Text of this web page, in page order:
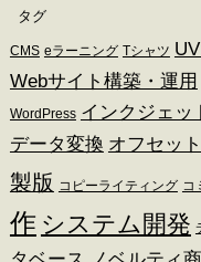
タグ
CMS eラーニング Tシャツ
Webサイト構築・運用
WordPress インクジェッ
データ変換 オフセッ
製版 コピーライティング コ
作 システム開発